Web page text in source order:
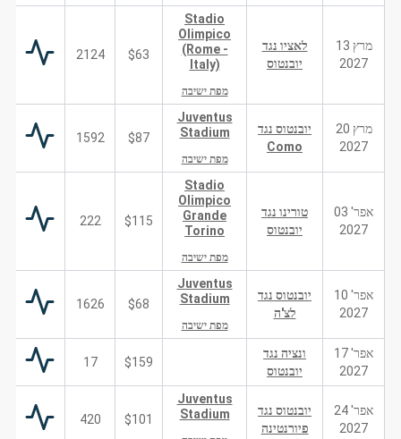
מרץ 13
2027
לאציו נגד
יובנטוס
Stadio
Olimpico
(Rome -
Italy)
מפת ישיבה
$63
2124
מרץ 20
2027
יובנטוס נגד
Como
Juventus
Stadium
מפת ישיבה
$87
1592
אפר' 03
2027
טורינו נגד
יובנטוס
Stadio
Olimpico
Grande
Torino
מפת ישיבה
$115
222
אפר' 10
2027
יובנטוס נגד
לצ'ה
Juventus
Stadium
מפת ישיבה
$68
1626
אפר' 17
2027
ונציה נגד
יובנטוס
$159
17
אפר' 24
2027
יובנטוס נגד
פיורנטינה
Juventus
Stadium
$101
420